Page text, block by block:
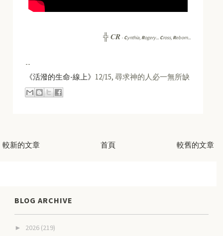
╬CR -Cynthia, Rogery... Cross, Reborn...
--
《活潑的生命-線上》 12/15, 尋求神的人必一無所缺
較新的文章 較舊的文章
首頁
BLOG ARCHIVE
► 2026 (219)